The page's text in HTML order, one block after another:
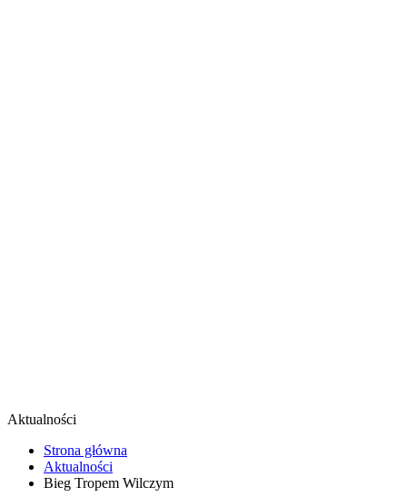
Aktualności
Strona główna
Aktualności
Bieg Tropem Wilczym